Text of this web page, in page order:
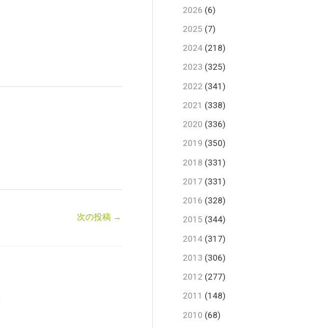
次の投稿 →
2026 (6)
2025 (7)
2024 (218)
2023 (325)
2022 (341)
2021 (338)
2020 (336)
2019 (350)
2018 (331)
2017 (331)
2016 (328)
2015 (344)
2014 (317)
2013 (306)
2012 (277)
2011 (148)
2010 (68)